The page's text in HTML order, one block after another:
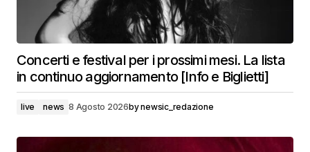
Concerti e festival per i prossimi mesi. La lista
in continuo aggiornamento [Info e Biglietti]
live news 8 Agosto 2026bynewsic_redazione